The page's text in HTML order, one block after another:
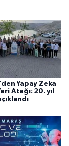
Yapay Zeka
Atağı: 20. yıl